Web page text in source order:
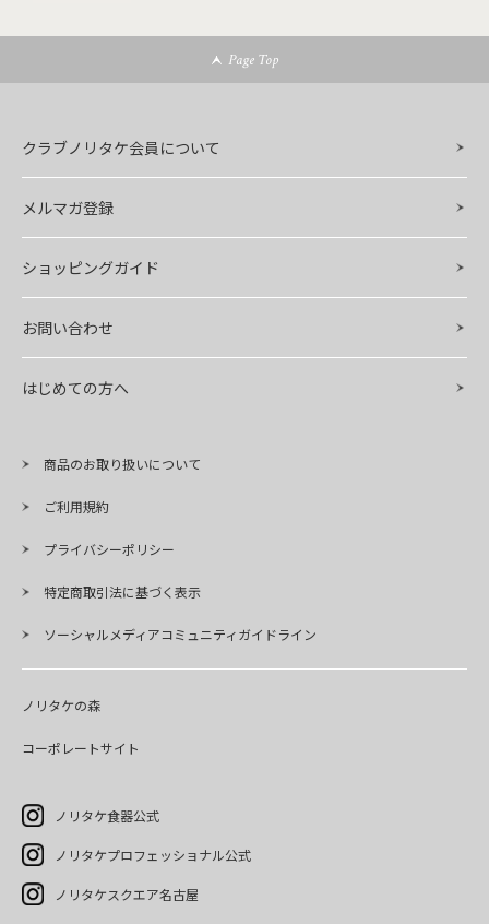
Page Top
クラブノリタケ会員について
メルマガ登録
ショッピングガイド
お問い合わせ
はじめての方へ
商品のお取り扱いについて
ご利用規約
プライバシーポリシー
特定商取引法に基づく表示
ソーシャルメディアコミュニティガイドライン
ノリタケの森
コーポレートサイト
ノリタケ食器公式
ノリタケプロフェッショナル公式
ノリタケスクエア名古屋